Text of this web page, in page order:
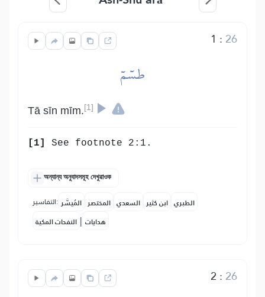
1 : 26
طسٓمٓ
Tā sīn mīm. [1]
[1] See footnote 2:1.
অন্যান্য অনুবাদসমূহ দেখুৱাওক
التفاسير: المُيسَّر المختصر السعدي ابن كثير الطبري
النفحات المكية | هدايات
2 : 26